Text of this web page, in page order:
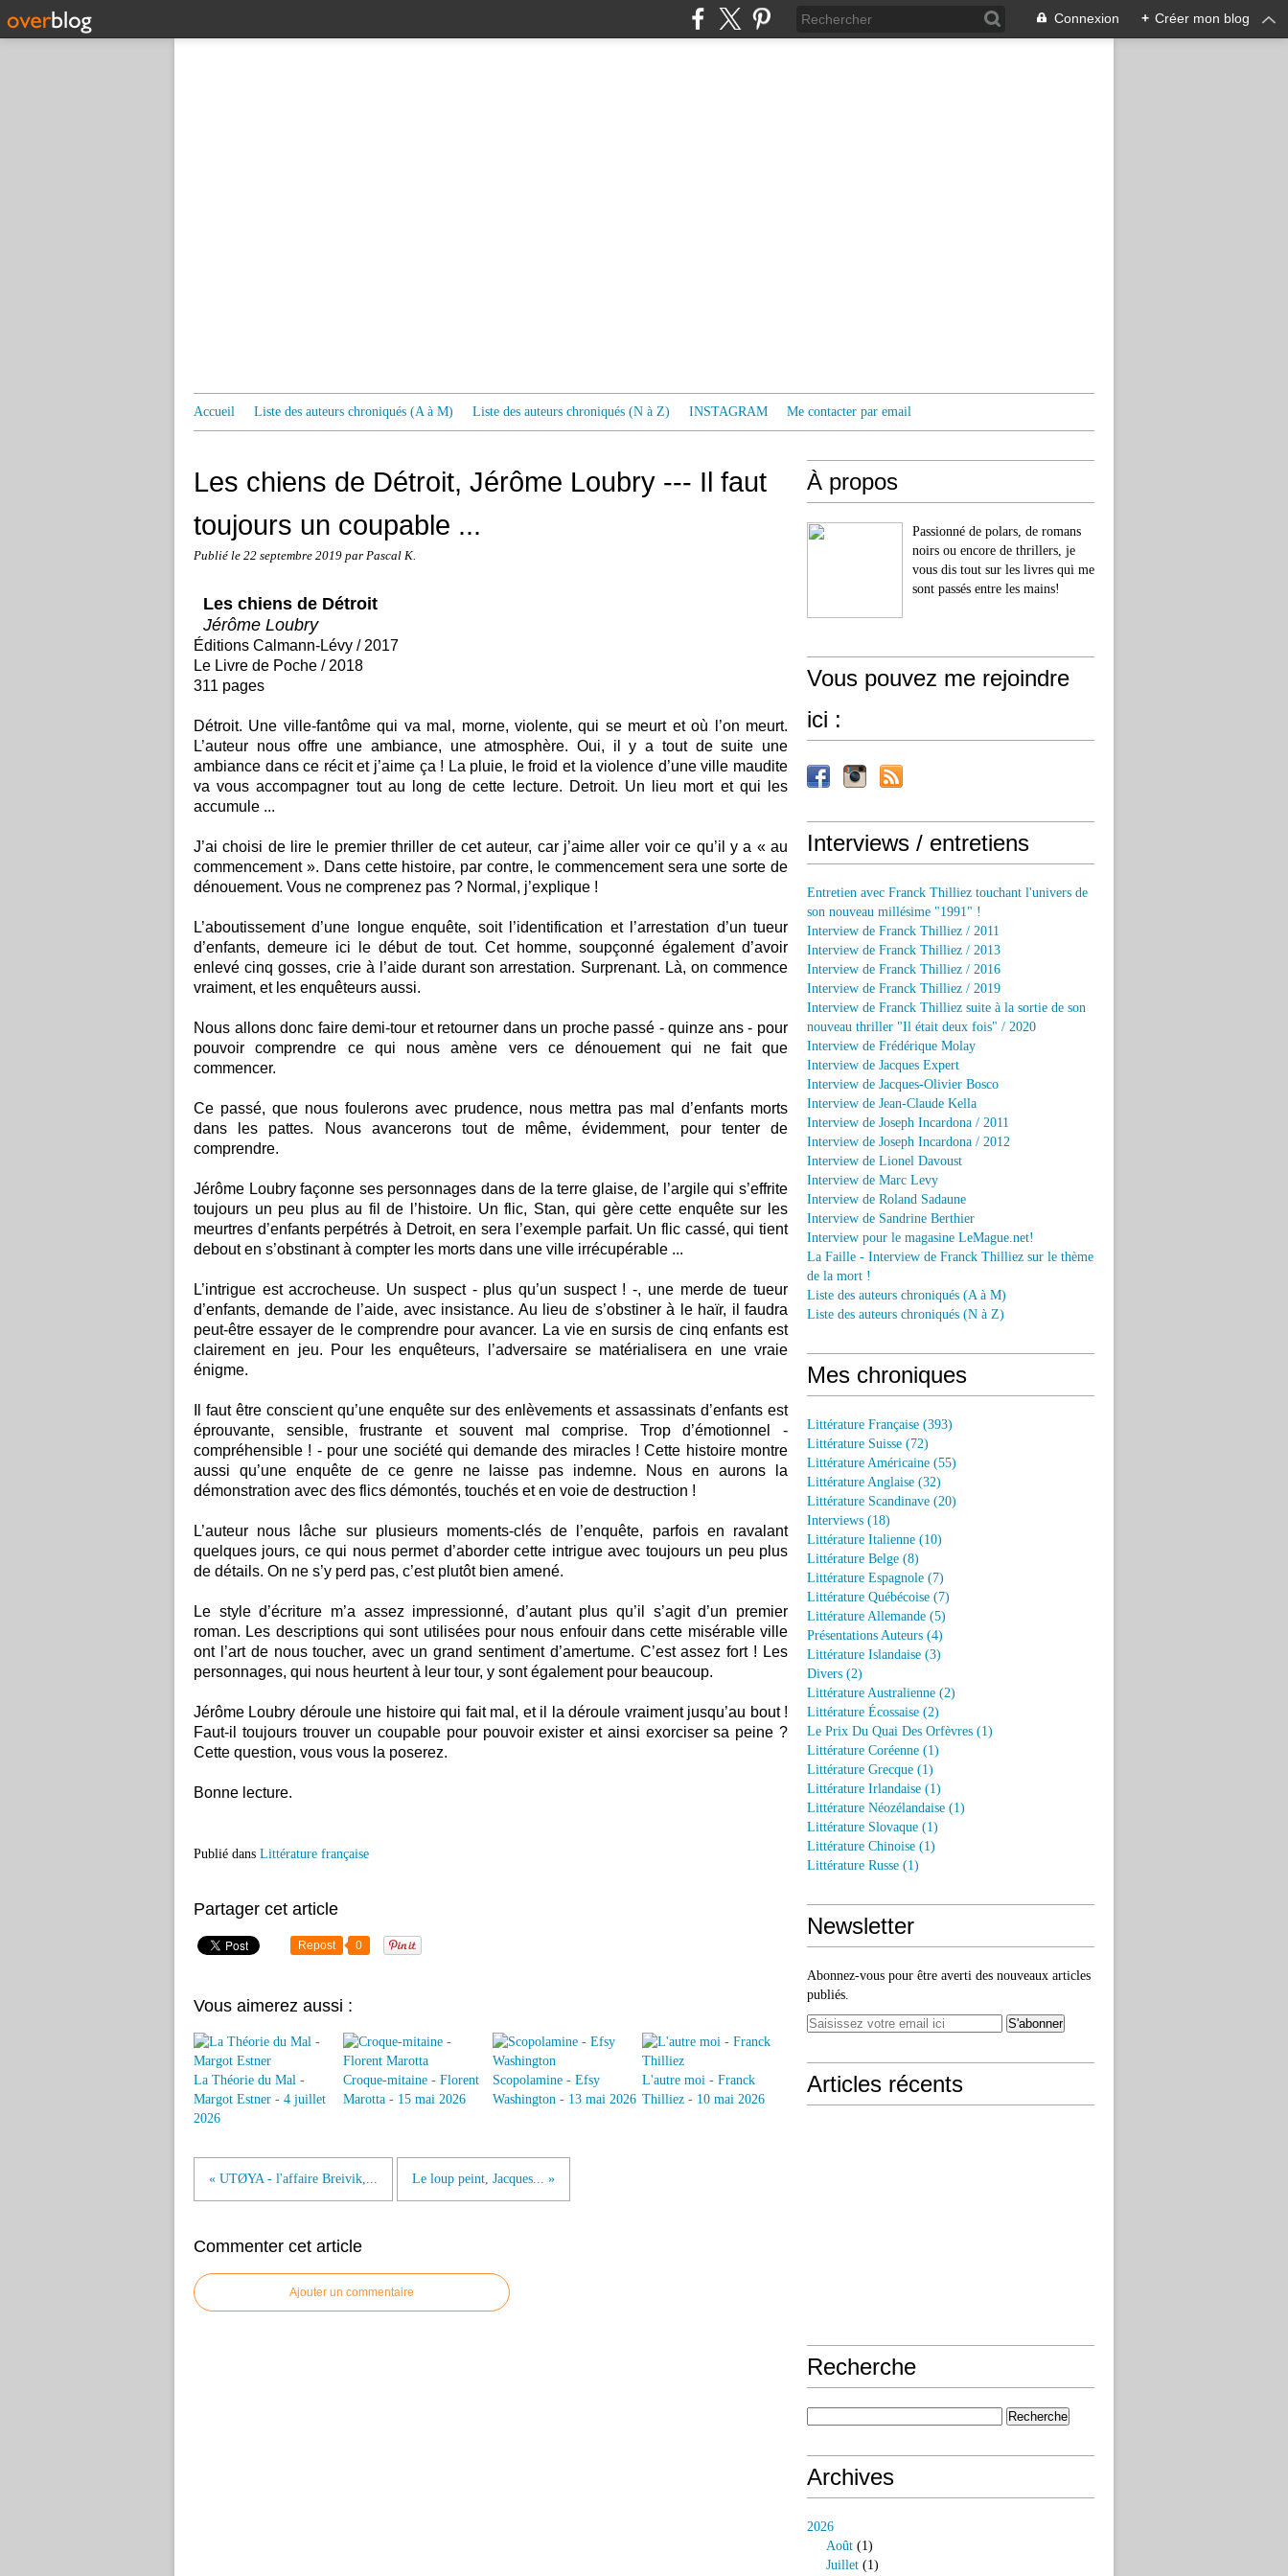
Connexion + Créer mon blog
Accueil Liste des auteurs chroniqués (A à M) Liste des auteurs chroniqués (N à Z) INSTAGRAM Me contacter par email
Les chiens de Détroit, Jérôme Loubry --- Il faut
toujours un coupable ...
Publié le 22 septembre 2019 par Pascal K.
Les chiens de Détroit
Jérôme Loubry
Éditions Calmann-Lévy / 2017
Le Livre de Poche / 2018
311 pages
Détroit. Une ville-fantôme qui va mal, morne, violente, qui se meurt et où l’on meurt.
L’auteur nous offre une ambiance, une atmosphère. Oui, il y a tout de suite une
ambiance dans ce récit et j’aime ça ! La pluie, le froid et la violence d’une ville maudite
va vous accompagner tout au long de cette lecture. Detroit. Un lieu mort et qui les
accumule ...
J’ai choisi de lire le premier thriller de cet auteur, car j’aime aller voir ce qu’il y a « au
commencement ». Dans cette histoire, par contre, le commencement sera une sorte de
dénouement. Vous ne comprenez pas ? Normal, j’explique !
L’aboutissement d’une longue enquête, soit l’identification et l’arrestation d’un tueur
d’enfants, demeure ici le début de tout. Cet homme, soupçonné également d’avoir
enlevé cinq gosses, crie à l’aide durant son arrestation. Surprenant. Là, on commence
vraiment, et les enquêteurs aussi.
Nous allons donc faire demi-tour et retourner dans un proche passé - quinze ans - pour
pouvoir comprendre ce qui nous amène vers ce dénouement qui ne fait que
commencer.
Ce passé, que nous foulerons avec prudence, nous mettra pas mal d’enfants morts
dans les pattes. Nous avancerons tout de même, évidemment, pour tenter de
comprendre.
Jérôme Loubry façonne ses personnages dans de la terre glaise, de l’argile qui s’effrite
toujours un peu plus au fil de l’histoire. Un flic, Stan, qui gère cette enquête sur les
meurtres d’enfants perpétrés à Detroit, en sera l’exemple parfait. Un flic cassé, qui tient
debout en s’obstinant à compter les morts dans une ville irrécupérable ...
L’intrigue est accrocheuse. Un suspect - plus qu’un suspect ! -, une merde de tueur
d’enfants, demande de l’aide, avec insistance. Au lieu de s’obstiner à le haïr, il faudra
peut-être essayer de le comprendre pour avancer. La vie en sursis de cinq enfants est
clairement en jeu. Pour les enquêteurs, l’adversaire se matérialisera en une vraie
énigme.
Il faut être conscient qu’une enquête sur des enlèvements et assassinats d’enfants est
éprouvante, sensible, frustrante et souvent mal comprise. Trop d’émotionnel -
compréhensible ! - pour une société qui demande des miracles ! Cette histoire montre
aussi qu’une enquête de ce genre ne laisse pas indemne. Nous en aurons la
démonstration avec des flics démontés, touchés et en voie de destruction !
L’auteur nous lâche sur plusieurs moments-clés de l’enquête, parfois en ravalant
quelques jours, ce qui nous permet d’aborder cette intrigue avec toujours un peu plus
de détails. On ne s’y perd pas, c’est plutôt bien amené.
Le style d’écriture m’a assez impressionné, d’autant plus qu’il s’agit d’un premier
roman. Les descriptions qui sont utilisées pour nous enfouir dans cette misérable ville
ont l’art de nous toucher, avec un grand sentiment d’amertume. C’est assez fort ! Les
personnages, qui nous heurtent à leur tour, y sont également pour beaucoup.
Jérôme Loubry déroule une histoire qui fait mal, et il la déroule vraiment jusqu’au bout !
Faut-il toujours trouver un coupable pour pouvoir exister et ainsi exorciser sa peine ?
Cette question, vous vous la poserez.
Bonne lecture.
Publié dans Littérature française
Partager cet article
Repost 0
Vous aimerez aussi :
La Théorie du Mal -
Margot Estner - 4 juillet
2026
Croque-mitaine - Florent
Marotta - 15 mai 2026
Scopolamine - Efsy
Washington - 13 mai 2026
L'autre moi - Franck
Thilliez - 10 mai 2026
« UTØYA - l'affaire Breivik,... Le loup peint, Jacques... »
Commenter cet article
Ajouter un commentaire
À propos
Passionné de polars, de romans
noirs ou encore de thrillers, je
vous dis tout sur les livres qui me
sont passés entre les mains!
Vous pouvez me rejoindre
ici :
Interviews / entretiens
Entretien avec Franck Thilliez touchant l'univers de
son nouveau millésime "1991" !
Interview de Franck Thilliez / 2011
Interview de Franck Thilliez / 2013
Interview de Franck Thilliez / 2016
Interview de Franck Thilliez / 2019
Interview de Franck Thilliez suite à la sortie de son
nouveau thriller "Il était deux fois" / 2020
Interview de Frédérique Molay
Interview de Jacques Expert
Interview de Jacques-Olivier Bosco
Interview de Jean-Claude Kella
Interview de Joseph Incardona / 2011
Interview de Joseph Incardona / 2012
Interview de Lionel Davoust
Interview de Marc Levy
Interview de Roland Sadaune
Interview de Sandrine Berthier
Interview pour le magasine LeMague.net!
La Faille - Interview de Franck Thilliez sur le thème
de la mort !
Liste des auteurs chroniqués (A à M)
Liste des auteurs chroniqués (N à Z)
Mes chroniques
Littérature Française (393)
Littérature Suisse (72)
Littérature Américaine (55)
Littérature Anglaise (32)
Littérature Scandinave (20)
Interviews (18)
Littérature Italienne (10)
Littérature Belge (8)
Littérature Espagnole (7)
Littérature Québécoise (7)
Littérature Allemande (5)
Présentations Auteurs (4)
Littérature Islandaise (3)
Divers (2)
Littérature Australienne (2)
Littérature Écossaise (2)
Le Prix Du Quai Des Orfèvres (1)
Littérature Coréenne (1)
Littérature Grecque (1)
Littérature Irlandaise (1)
Littérature Néozélandaise (1)
Littérature Slovaque (1)
Littérature Chinoise (1)
Littérature Russe (1)
Newsletter
Abonnez-vous pour être averti des nouveaux articles
publiés.
Articles récents
Recherche
Archives
2026
Août (1)
Juillet (1)